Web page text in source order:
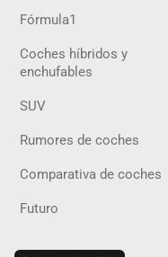
Fórmula1
Coches híbridos y
enchufables
SUV
Rumores de coches
Comparativa de coches
Futuro